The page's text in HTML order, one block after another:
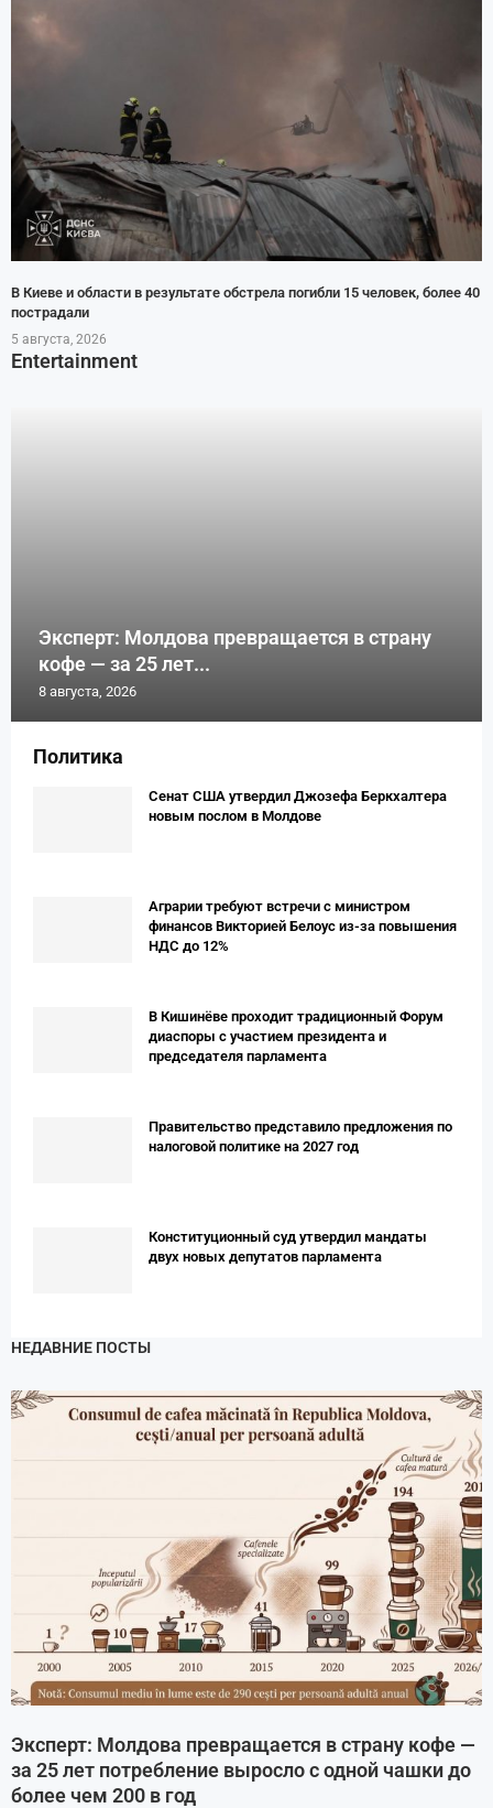
В Киеве и области в результате обстрела погибли 15 человек, более 40
пострадали
5 августа, 2026
Entertainment
Эксперт: Молдова превращается в страну
кофе — за 25 лет...
8 августа, 2026
Политика
Сенат США утвердил Джозефа Беркхалтера
новым послом в Молдове
Аграрии требуют встречи с министром
финансов Викторией Белоус из-за повышения
НДС до 12%
В Кишинёве проходит традиционный Форум
диаспоры с участием президента и
председателя парламента
Правительство представило предложения по
налоговой политике на 2027 год
Конституционный суд утвердил мандаты
двух новых депутатов парламента
НЕДАВНИЕ ПОСТЫ
Эксперт: Молдова превращается в страну кофе —
за 25 лет потребление выросло с одной чашки до
более чем 200 в год